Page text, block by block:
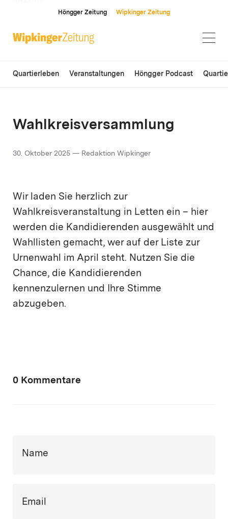
Höngger Zeitung Wipkinger Zeitung
Quartierleben Veranstaltungen Höngger Podcast
Wahlkreisversammlung
30. Oktober 2025 — Redaktion Wipkinger
Wir laden Sie herzlich zur
Wahlkreisveranstaltung in Letten ein – hier
werden die Kandidierenden ausgewählt und
Wahllisten gemacht, wer auf der Liste zur
Urnenwahl im April steht. Nutzen Sie die
Chance, die Kandidierenden
kennenzulernen und Ihre Stimme
abzugeben.
0 Kommentare
Name
Email